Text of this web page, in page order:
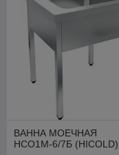
ВАННА МОЕЧНАЯ
НСО1М-6/7Б (HICOLD)